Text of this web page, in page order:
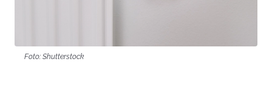
Foto: Shutterstock